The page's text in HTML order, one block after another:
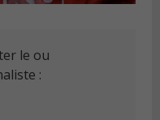
le ou
: